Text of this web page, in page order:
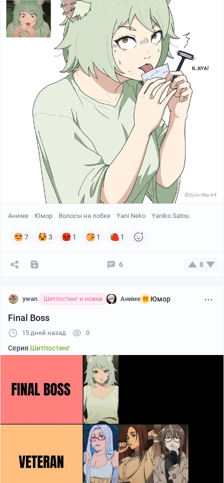
Аниме Юмор Волосы на лобке Yani Neko Yaniko Satou
7 3 1 1 1
6 8
ywan Шитпостинг и ножки Аниме Юмор
Final Boss
15 дней назад 0
Серия Шитпостинг